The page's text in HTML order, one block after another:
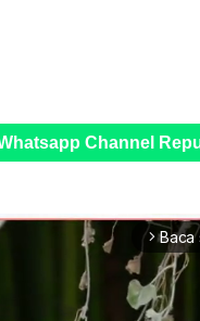
Channel
arrow_forward_ios Baca